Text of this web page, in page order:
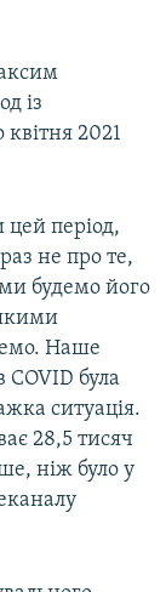
із
2021
період,
не про те,
будемо його
Наше
COVID була
ситуація.
28,5 тисяч
ніж було у